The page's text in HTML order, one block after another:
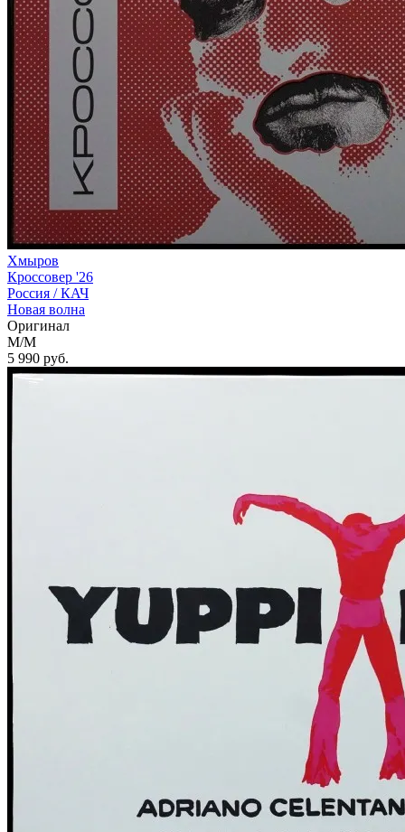
Хмыров
Кроссовер '26
Россия /КАЧ
Новая волна
Оригинал
M/M
5 990 руб.